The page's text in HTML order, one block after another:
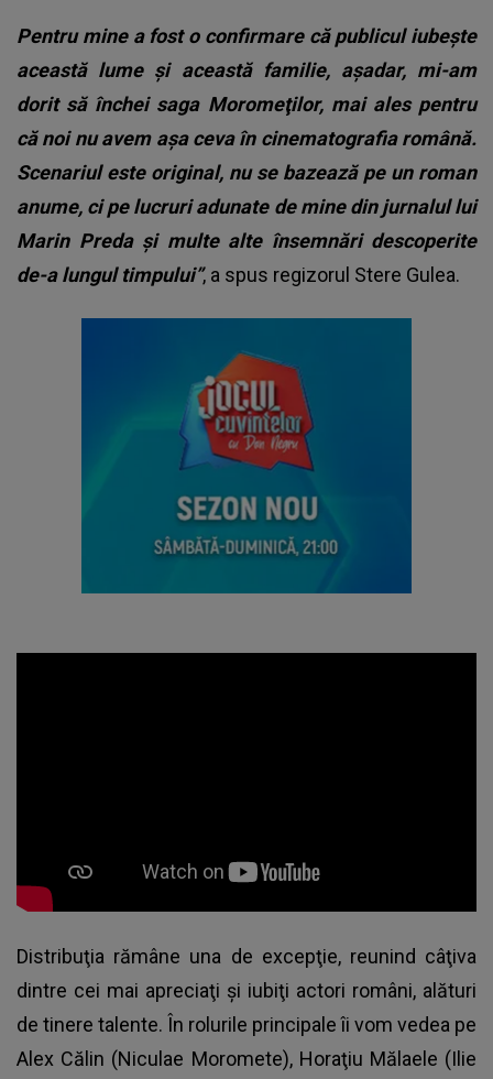
Pentru mine a fost o confirmare că publicul iubeşte
această lume şi această familie, aşadar, mi-am
dorit să închei saga Moromeţilor, mai ales pentru
că noi nu avem aşa ceva în cinematografia română.
Scenariul este original, nu se bazează pe un roman
anume, ci pe lucruri adunate de mine din jurnalul lui
Marin Preda şi multe alte însemnări descoperite
de-a lungul timpului”, a spus regizorul Stere Gulea.
Distribuţia rămâne una de excepţie, reunind câţiva
dintre cei mai apreciaţi şi iubiţi actori români, alături
de tinere talente. În rolurile principale îi vom vedea pe
Alex Călin (Niculae Moromete), Horaţiu Mălaele (Ilie